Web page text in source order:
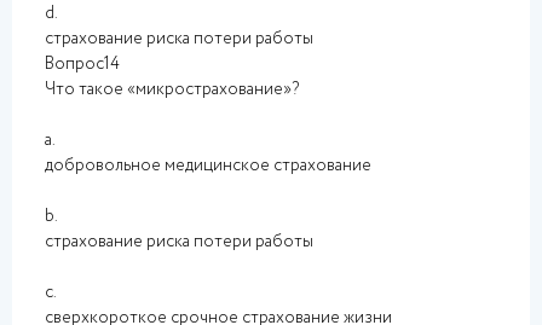
d.
страхование риска потери работы
Вопрос14
Что такое «микрострахование»?
a.
добровольное медицинское страхование
b.
страхование риска потери работы
c.
сверхкороткое срочное страхование жизни